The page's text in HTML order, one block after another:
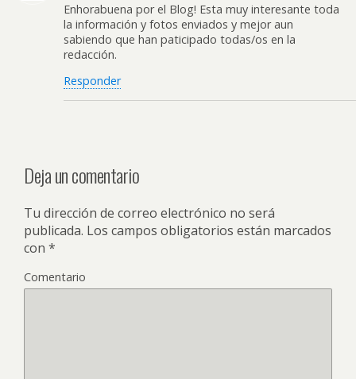
Enhorabuena por el Blog! Esta muy interesante toda
la información y fotos enviados y mejor aun
sabiendo que han paticipado todas/os en la
redacción.
Responder
Deja un comentario
Tu dirección de correo electrónico no será
publicada. Los campos obligatorios están marcados
con *
Comentario